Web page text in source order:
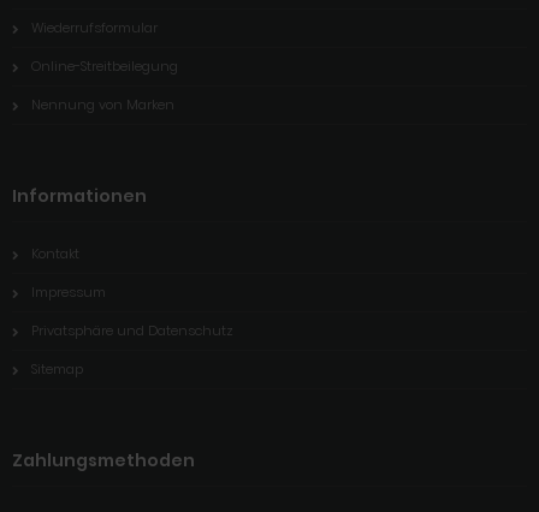
Wiederrufsformular
Online-Streitbeilegung
Nennung von Marken
Informationen
Kontakt
Impressum
Privatsphäre und Datenschutz
Sitemap
Zahlungsmethoden